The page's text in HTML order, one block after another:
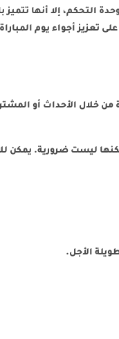
التحكم، إلا أنها تتميز
تعزيز أجواء يوم
من خلال الأحداث أو
ليست ضرورية. يمكن
الأجل.